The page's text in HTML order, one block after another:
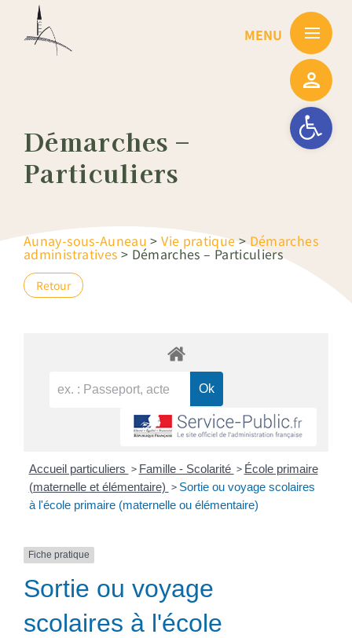
Ouvrir la
Démarches –
Particuliers
Aunay-sous-Auneau >Vie pratique>Démarches
administratives > Démarches – Particuliers
Retour
Accueil particuliers > Famille - Scolarité > École primaire
(maternelle et élémentaire) > Sortie ou voyage scolaires
à l'école primaire (maternelle ou élémentaire)
Fiche pratique
Sortie ou voyage
scolaires à l'école